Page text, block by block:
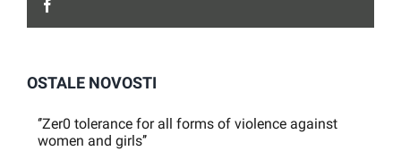
OSTALE NOVOSTI
‘’Zer0 tolerance for all forms of violence against
women and girls’’